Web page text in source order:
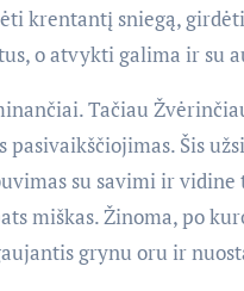
krentantį sniegą,
o atvykti galima ir su
Tačiau
Šis
su savimi ir
miškas. Žinoma, po
grynu oru ir